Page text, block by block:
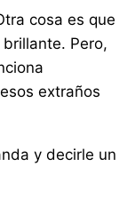
cosa es que
Pero,
extraños
y decirle un